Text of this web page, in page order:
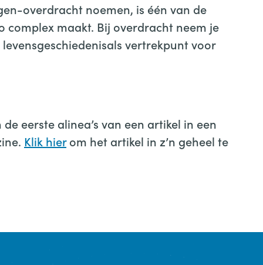
overdracht noemen, is één van de
complex maakt. Bij overdracht neem je
vertrekpunt voor
eerste alinea’s van een artikel in een
Klik hierom het artikel in z’n geheel te